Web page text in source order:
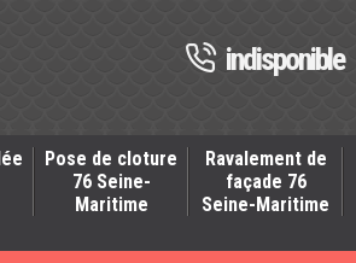
indisponible
Pose de cloture
76 Seine-
Maritime
Ravalement de
façade 76
Seine-Maritime